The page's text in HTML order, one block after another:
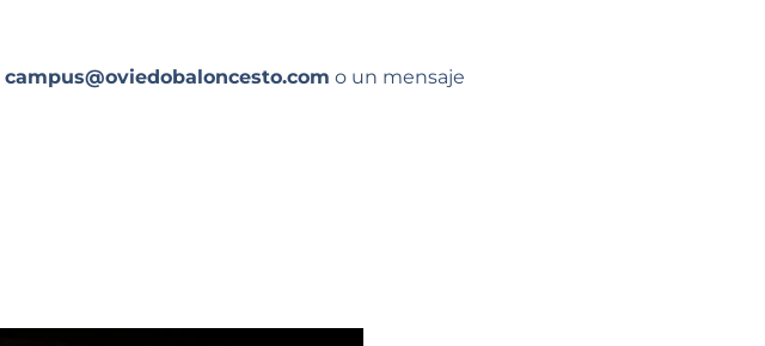
campus@oviedobaloncesto.com o un mensaje